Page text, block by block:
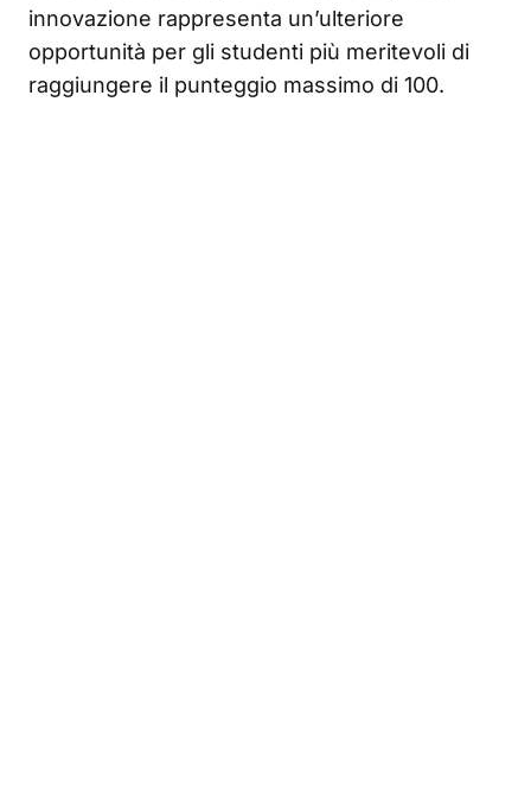
innovazione rappresenta un’ulteriore
opportunità per gli studenti più meritevoli di
raggiungere il punteggio massimo di 100.